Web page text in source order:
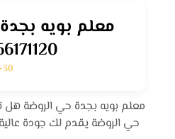
معلم بويه
30
معلم بويه بجدة حي الروضة
حي الروضة يقدم لك جودة عالية